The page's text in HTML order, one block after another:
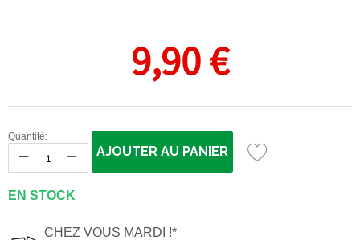
9,90 €
Quantité:
AJOUTER AU PANIER
EN STOCK
CHEZ VOUS MARDI !*